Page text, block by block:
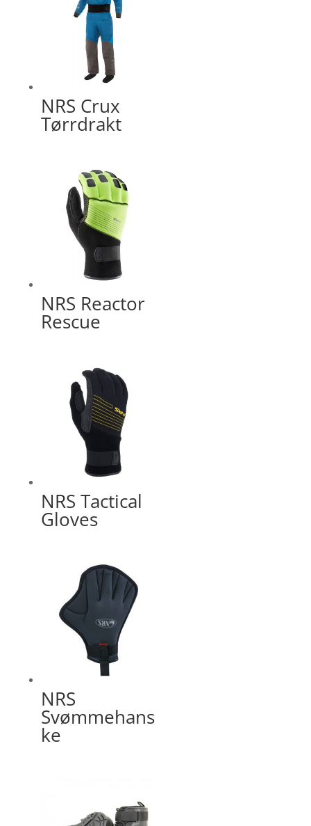
NRS Crux
Tørrdrakt
NRS Reactor
Rescue
NRS Tactical
Gloves
NRS
Svømmehans
ke